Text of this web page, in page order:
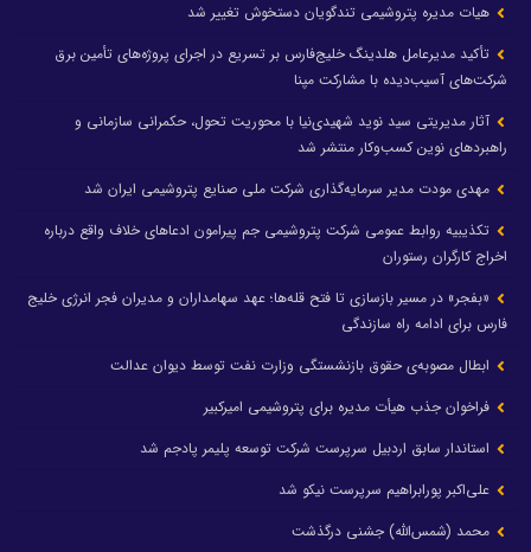
هیات مدیره پتروشیمی تندگویان دستخوش تغییر شد
تأکید مدیرعامل هلدینگ خلیج‌فارس بر تسریع در اجرای پروژه‌های تأمین برق
شرکت‌های آسیب‌دیده با مشارکت مپنا
آثار مدیریتی سید نوید شهیدی‌نیا با محوریت تحول، حکمرانی سازمانی و
راهبردهای نوین کسب‌وکار منتشر شد
مهدی مودت مدیر سرمایه‌گذاری شرکت ملی صنایع پتروشیمی ایران شد
تکذیبیه روابط عمومی شرکت پتروشیمی جم پیرامون ادعاهای خلاف واقع درباره
اخراج کارگران رستوران
«بفجر» در مسیر بازسازی تا فتح قله‌ها؛ عهد سهامداران و مدیران فجر انرژی خلیج
فارس برای ادامه راه سازندگی
ابطال مصوبه‌ی حقوق بازنشستگی وزارت نفت توسط دیوان عدالت
فراخوان جذب هیأت مدیره برای پتروشیمی امیرکبیر
استاندار سابق اردبیل سرپرست شرکت توسعه پلیمر پادجم شد
علی‌اکبر پورابراهیم سرپرست نیکو شد
محمد (شمس‌الله) جشنی درگذشت